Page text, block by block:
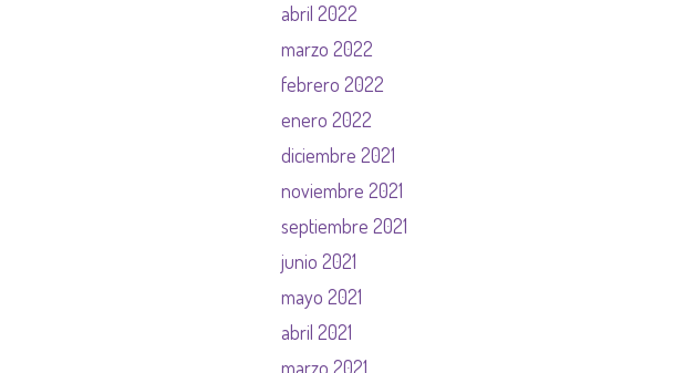
abril 2022
marzo 2022
febrero 2022
enero 2022
diciembre 2021
noviembre 2021
septiembre 2021
junio 2021
mayo 2021
abril 2021
marzo 2021